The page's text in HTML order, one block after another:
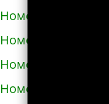
Номера
Номера
Номера
Номера